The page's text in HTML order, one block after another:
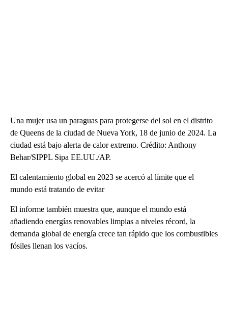
Una mujer usa un paraguas para protegerse del sol en el distrito
de Queens de la ciudad de Nueva York, 18 de junio de 2024. La
ciudad está bajo alerta de calor extremo. Crédito: Anthony
Behar/SIPPL Sipa EE.UU./AP.
El calentamiento global en 2023 se acercó al límite que el
mundo está tratando de evitar
El informe también muestra que, aunque el mundo está
añadiendo energías renovables limpias a niveles récord, la
demanda global de energía crece tan rápido que los combustibles
fósiles llenan los vacíos.